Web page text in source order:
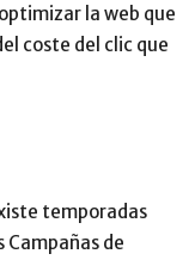
la web que
coste del clic que
temporadas
Campañas de